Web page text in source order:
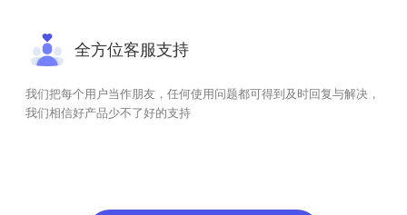
全方位客服支持
我们把每个用户当作朋友，任何使用问题都可得到及时回复与解决，
我们相信好产品少不了好的支持